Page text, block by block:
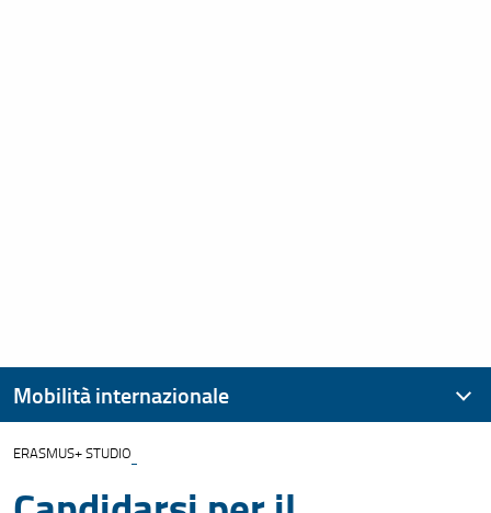
ERASMUS+ STUDIO
Mobilità internazionale
Modulistica
Incontri e Iniziative